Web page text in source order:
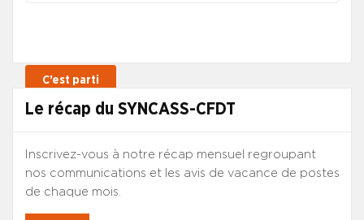
Le récap du SYNCASS-CFDT
Inscrivez-vous à notre récap mensuel regroupant
nos communications et les avis de vacance de postes
de chaque mois.